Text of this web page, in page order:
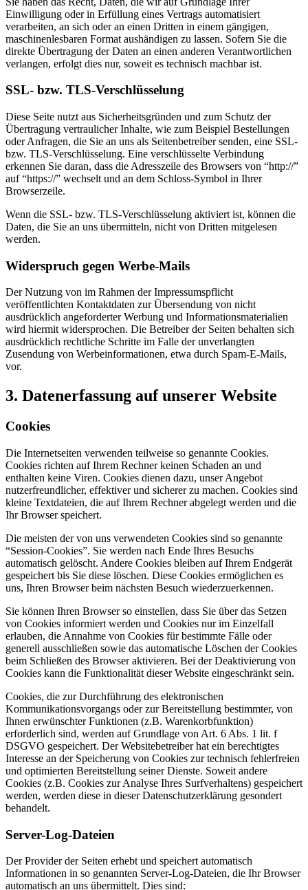
Einwilligung oder in Erfüllung eines Vertrags automatisiert
verarbeiten, an sich oder an einen Dritten in einem gängigen,
maschinenlesbaren Format aushändigen zu lassen. Sofern Sie die
direkte Übertragung der Daten an einen anderen Verantwortlichen
verlangen, erfolgt dies nur, soweit es technisch machbar ist.
SSL- bzw. TLS-Verschlüsselung
Diese Seite nutzt aus Sicherheitsgründen und zum Schutz der
Übertragung vertraulicher Inhalte, wie zum Beispiel Bestellungen
oder Anfragen, die Sie an uns als Seitenbetreiber senden, eine SSL-
bzw. TLS-Verschlüsselung. Eine verschlüsselte Verbindung
erkennen Sie daran, dass die Adresszeile des Browsers von “http://”
auf “https://” wechselt und an dem Schloss-Symbol in Ihrer
Browserzeile.
Wenn die SSL- bzw. TLS-Verschlüsselung aktiviert ist, können die
Daten, die Sie an uns übermitteln, nicht von Dritten mitgelesen
werden.
Widerspruch gegen Werbe-Mails
Der Nutzung von im Rahmen der Impressumspflicht
veröffentlichten Kontaktdaten zur Übersendung von nicht
ausdrücklich angeforderter Werbung und Informationsmaterialien
wird hiermit widersprochen. Die Betreiber der Seiten behalten sich
ausdrücklich rechtliche Schritte im Falle der unverlangten
Zusendung von Werbeinformationen, etwa durch Spam-E-Mails,
vor.
3. Datenerfassung auf unserer Website
Cookies
Die Internetseiten verwenden teilweise so genannte Cookies.
Cookies richten auf Ihrem Rechner keinen Schaden an und
enthalten keine Viren. Cookies dienen dazu, unser Angebot
nutzerfreundlicher, effektiver und sicherer zu machen. Cookies sind
kleine Textdateien, die auf Ihrem Rechner abgelegt werden und die
Ihr Browser speichert.
Die meisten der von uns verwendeten Cookies sind so genannte
“Session-Cookies”. Sie werden nach Ende Ihres Besuchs
automatisch gelöscht. Andere Cookies bleiben auf Ihrem Endgerät
gespeichert bis Sie diese löschen. Diese Cookies ermöglichen es
uns, Ihren Browser beim nächsten Besuch wiederzuerkennen.
Sie können Ihren Browser so einstellen, dass Sie über das Setzen
von Cookies informiert werden und Cookies nur im Einzelfall
erlauben, die Annahme von Cookies für bestimmte Fälle oder
generell ausschließen sowie das automatische Löschen der Cookies
beim Schließen des Browser aktivieren. Bei der Deaktivierung von
Cookies kann die Funktionalität dieser Website eingeschränkt sein.
Cookies, die zur Durchführung des elektronischen
Kommunikationsvorgangs oder zur Bereitstellung bestimmter, von
Ihnen erwünschter Funktionen (z.B. Warenkorbfunktion)
erforderlich sind, werden auf Grundlage von Art. 6 Abs. 1 lit. f
DSGVO gespeichert. Der Websitebetreiber hat ein berechtigtes
Interesse an der Speicherung von Cookies zur technisch fehlerfreien
und optimierten Bereitstellung seiner Dienste. Soweit andere
Cookies (z.B. Cookies zur Analyse Ihres Surfverhaltens) gespeichert
werden, werden diese in dieser Datenschutzerklärung gesondert
behandelt.
Server-Log-Dateien
Der Provider der Seiten erhebt und speichert automatisch
Informationen in so genannten Server-Log-Dateien, die Ihr Browser
automatisch an uns übermittelt. Dies sind: